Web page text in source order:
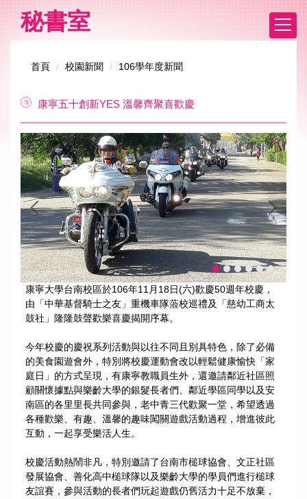
主
秘書室
首頁 校園新聞 106學年度新聞
康寧五十創新YES 溫馨齊聚喜歡慶
康寧大學台南校區於106年11月18日(六)歡慶50週年校慶，
由「中華基督騎士之友」重機車隊蒞校巡禮及「慈幼工商太
鼓社」隆隆鼓聲歡樂喜慶揭開序幕。
今年校慶的慶祝系列活動與以往不同且別具特色，除了必備
的美食園遊會外，特別將校慶運動會改以輕鬆健康愉快「家
庭日」的方式呈現，有康寧教職員生外，還邀請鄰近社區照
顧關懷據點與樂齡大學的銀髮長者們、鄰近學區同學以及安
南區的各里里長共同參與，老中青三代歡聚一堂，希望透過
各種歡樂、有趣、溫馨的趣味闖關遊戲活動過程，增進彼此
互動，一起享受樂活人生。
校慶活動熱鬧非凡，特別邀請了台南市槌球協會、文正社區
發展協會、善化高中槌球隊以及樂齡大學的學員們進行槌球
友誼賽，參與活動的長者們玩起遊戲仍舊活力十足不放棄，